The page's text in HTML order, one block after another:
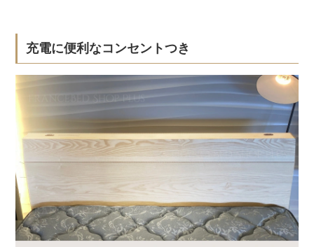
充電に便利なコンセントつき